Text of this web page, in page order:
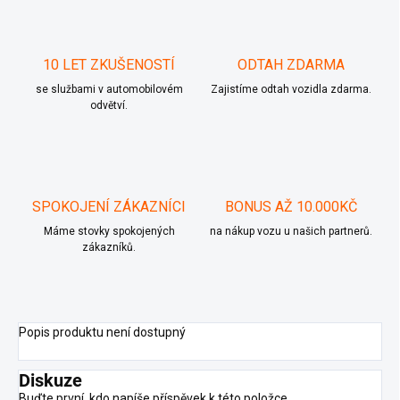
10 LET ZKUŠENOSTÍ
se službami v automobilovém
odvětví.
ODTAH ZDARMA
Zajistíme odtah vozidla zdarma.
SPOKOJENÍ ZÁKAZNÍCI
Máme stovky spokojených
zákazníků.
BONUS AŽ 10.000KČ
na nákup vozu u našich partnerů.
Popis produktu není dostupný
Diskuze